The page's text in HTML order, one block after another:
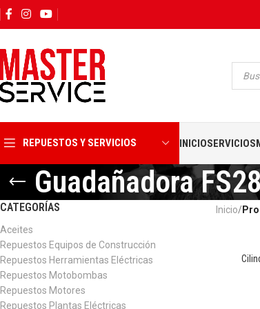
REPUESTOS Y SERVICIOS INICIOSERVICIOS
Guadañadora
CATEGORÍAS
Aceites
Repuestos Equipos de Construcción
Repuestos Herramientas Eléctricas
Repuestos Motobombas
Repuestos Motores
Repuestos Plantas Eléctricas
Inicio